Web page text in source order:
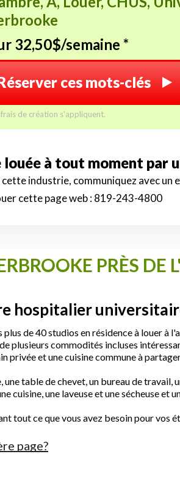
32,50$/semaine *
ces mots-clés
de création s'appliquent.
à tout moment par
industrie, communiquez avec un
cette page web :819-243-4800
PRÈS DE
hospitalier
de 40 studios en résidence à louer à
plusieurs commodités incluses
et une cuisine commune à
table de chevet, un bureau de travail,
cuisine, une laveuse et une sécheuse et
tout ce que vous avez besoin pour vos
page?